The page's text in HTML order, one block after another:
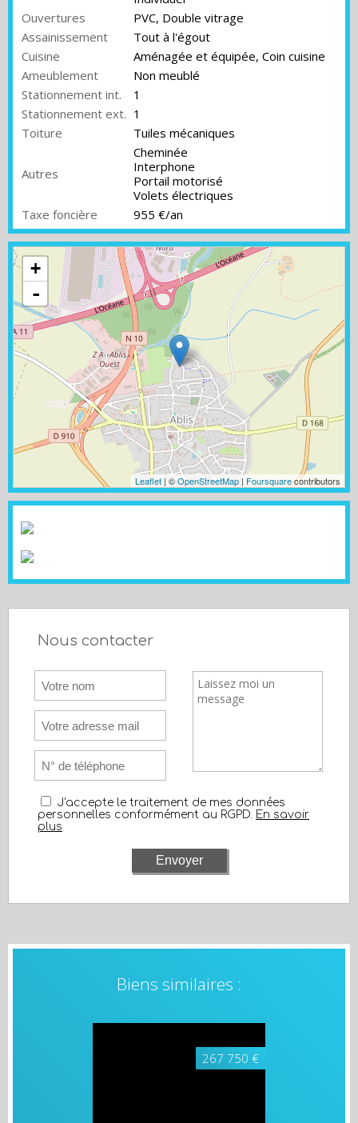
Biens similaires :
283 500 €
Ouvertures
PVC, Double vitrage
Assainissement
Tout à l'égout
Cuisine
Aménagée et équipée, Coin cuisine
Ameublement
Non meublé
Stationnement int.
1
Stationnement ext. 1
Toiture
Tuiles mécaniques
Autres
Cheminée
Interphone
Portail motorisé
Volets électriques
Taxe foncière
955 €/an
+
-
Leaflet | ©OpenStreetMap | Foursquarecontributors
Nous contacter
J'accepte le traitement de mes données
personnelles conformément au RGPD. En savoir
plus